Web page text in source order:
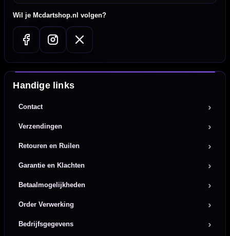
Wil je Mcdartshop.nl volgen?
Handige links
Contact
Verzendingen
Retouren en Ruilen
Garantie en Klachten
Betaalmogelijkheden
Order Verwerking
Bedrijfsgegevens